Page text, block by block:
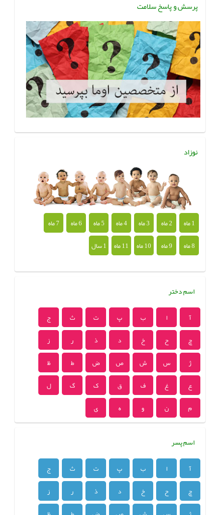
پرسش و پاسخ سلامت
نوزاد
1 ماه 2 ماه 3 ماه 4 ماه 5 ماه 6 ماه
7 ماه
8 ماه
9 ماه 10 ماه 11 ماه 1 سال
اسم دختر
آ ا ب پ ت ث
ج
چ
ح خ د ذ ر
ز
ژ
س ش ص ض ط
ظ
ع
غ ف ق ک گ
ل
م
ن و ه ی
اسم پسر
آ ا ب پ ت ث
ج
چ
ح خ د ذ ر
ز